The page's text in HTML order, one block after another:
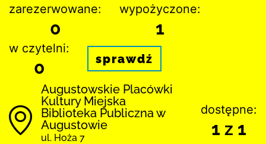
zarezerwowane:
0
wypożyczone:
1
w czytelni:
0 sprawdź
Augustowskie Placówki
Kultury Miejska
Biblioteka Publiczna w
Augustowie
ul. Hoża 7
dostępne:
1 z 1